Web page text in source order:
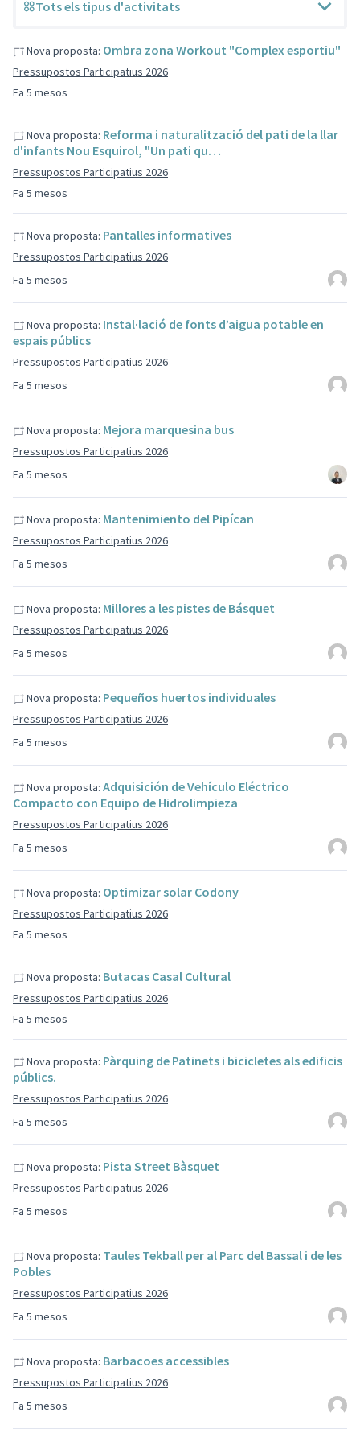
Tots els tipus d'activitats
Fa 5 mesos
Nova proposta: Ombra zona Workout "Complex esportiu"
Pressupostos Participatius 2026
Fa 5 mesos
Nova proposta: Reforma i naturalització del pati de la llar
d'infants Nou Esquirol, "Un pati qu…
Pressupostos Participatius 2026
Fa 5 mesos
Nova proposta: Pantalles informatives
Pressupostos Participatius 2026
Fa 5 mesos
Nova proposta: Instal·lació de fonts d’aigua potable en
espais públics
Pressupostos Participatius 2026
Fa 5 mesos
Nova proposta: Mejora marquesina bus
Pressupostos Participatius 2026
Fa 5 mesos
Nova proposta: Mantenimiento del Pipícan
Pressupostos Participatius 2026
Fa 5 mesos
Nova proposta: Millores a les pistes de Básquet
Pressupostos Participatius 2026
Fa 5 mesos
Nova proposta: Pequeños huertos individuales
Pressupostos Participatius 2026
Fa 5 mesos
Nova proposta: Adquisición de Vehículo Eléctrico
Compacto con Equipo de Hidrolimpieza
Pressupostos Participatius 2026
Fa 5 mesos
Nova proposta: Optimizar solar Codony
Pressupostos Participatius 2026
Fa 5 mesos
Nova proposta: Butacas Casal Cultural
Pressupostos Participatius 2026
Fa 5 mesos
Nova proposta: Pàrquing de Patinets i bicicletes als edificis
públics.
Pressupostos Participatius 2026
Fa 5 mesos
Nova proposta: Pista Street Bàsquet
Pressupostos Participatius 2026
Fa 5 mesos
Nova proposta: Taules Tekball per al Parc del Bassal i de les
Pobles
Pressupostos Participatius 2026
Fa 5 mesos
Nova proposta: Barbacoes accessibles
Pressupostos Participatius 2026